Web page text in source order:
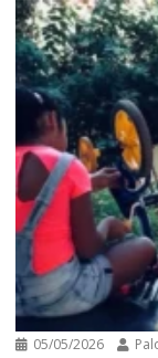
05/05/2026